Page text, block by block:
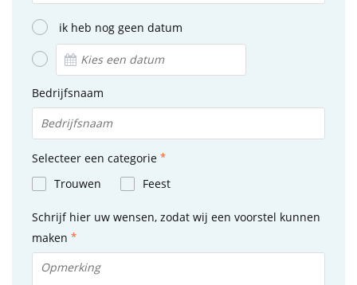
ik heb nog geen datum
Bedrijfsnaam
Selecteer een categorie
Trouwen
Feest
Schrijf hier uw wensen, zodat wij een voorstel kunnen
maken